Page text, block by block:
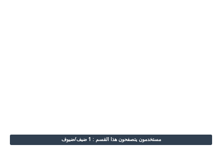
مستخدمون يتصفحون هذا القسم : 1 ضيف/ضيوف